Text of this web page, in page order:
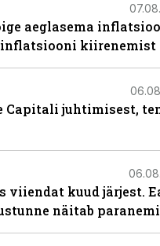
aeglasema
inflatsiooni kiirenemist
Capitali juhtimisest,
kuud järjest.
näitab